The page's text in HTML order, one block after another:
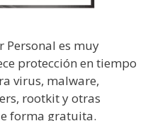
Personal es muy
protección en tiempo
virus, malware,
rootkit y otras
forma gratuita.